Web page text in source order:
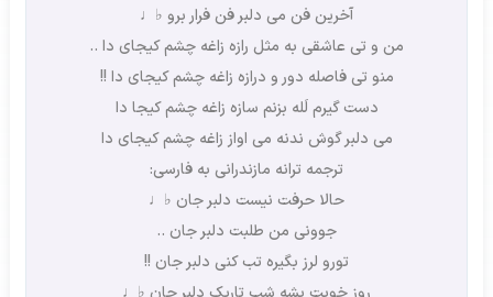
آخرین فن می دلبر فن فرار برو ♭♩
من و تی عاشقی به مثل رازه زاغه چشم کیجای دا ..
منو تی فاصله دور و درازه زاغه چشم کیجای دا !!
دست گیرم لَله بزنم سازه زاغه چشم کیجا دا
می دلبر گوش ندنه می اواز زاغه چشم کیجای دا
ترجمه ترانه مازندرانی به فارسی:
حالا حرفت نیست دلبر جان ♭♩
جوونی من طلبت دلبر جان ..
تورو لرز بگیره تب کنی دلبر جان !!